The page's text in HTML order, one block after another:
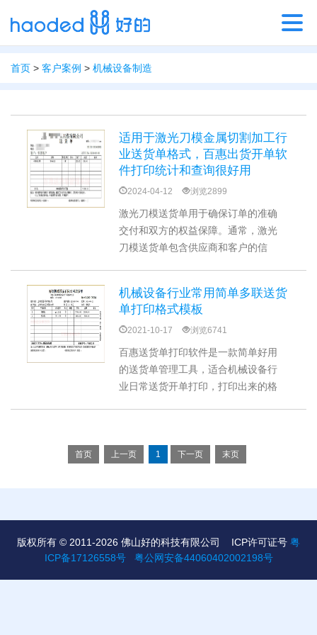
首页 > 客户案例 > 机械设备制造
适用于激光刀模金属切割加工行
业送货单格式，百惠出货开单软
件打印统计和查询很好用
2024-04-12 浏览2899
激光刀模送货单用于确保订单的准确
交付和双方的权益保障。通常，激光
刀模送货单包含供应商和客户的信
档编辑软件（如Word、Excel等）或
送货单软件都可以生成送货单模板。
机械设备行业常用简单多联送货
单打印格式模板
2021-10-17 浏览6741
百惠送货单打印软件是一款简单好用
的送货单管理工具，适合机械设备行
业日常送货开单打印，打印出来的格
行业的要求。下面为大家展示一款机
首页 上一页 1 下一页 末页
版权所有 © 2011-2026 佛山好的科技有限公司 ICP许可证号 粤
ICP备17126558号
粤公网安备44060402002198号